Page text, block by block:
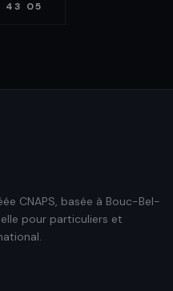
43 05
CNAPS, basée à Bouc-Bel-
pour particuliers et